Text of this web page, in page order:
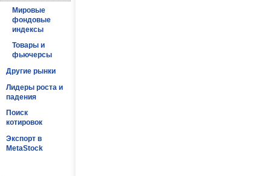
Мировые
фондовые
индексы
Товары и
фьючерсы
Другие рынки
Лидеры роста и
падения
Поиск
котировок
Экспорт в
MetaStock